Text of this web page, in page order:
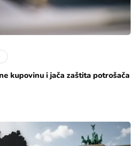
kupovinu i jača zaštita potrošača